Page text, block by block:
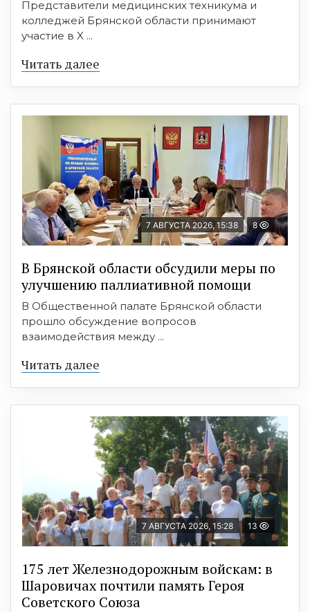
Представители медицинских техникума и
колледжей Брянской области принимают
участие в X ...
Читать далее
7 АВГУСТА 2026, 15:38 8
В Брянской области обсудили меры по
улучшению паллиативной помощи
В Общественной палате Брянской области
прошло обсуждение вопросов
взаимодействия между ...
Читать далее
7 АВГУСТА 2026, 15:28 13
175 лет Железнодорожным войскам: в
Шаровичах почтили память Героя
Советского Союза